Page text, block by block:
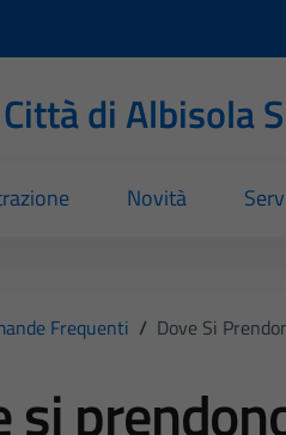
Città di Albisola
Novità
Frequenti / Dove Si
si